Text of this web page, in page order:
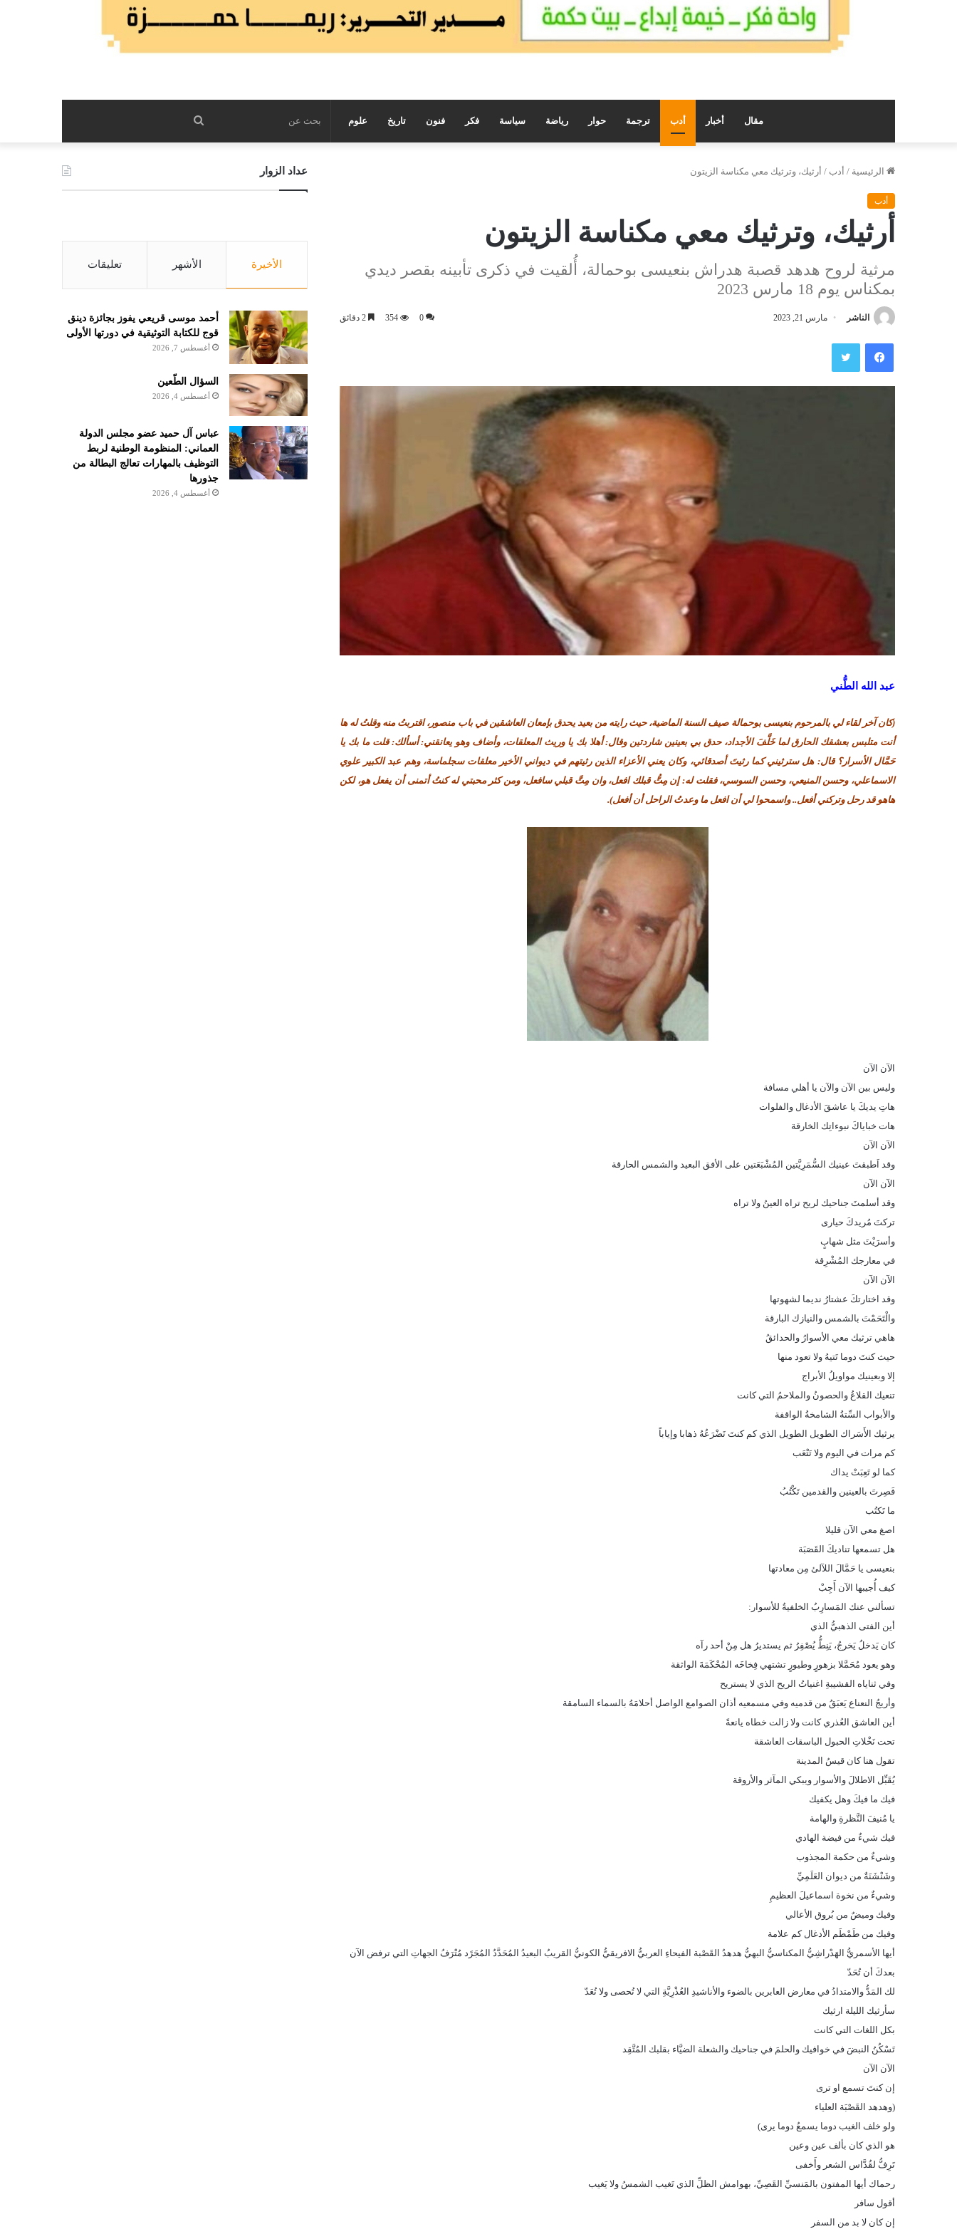
مقال أخبار أدب ترجمة حوار رياضة سياسة فكر فنون تاريخ علوم بحث
الرئيسية / أدب / أرثيك، وترثيك معي مكناسة الزيتون
أدب
أرثيك، وترثيك معي مكناسة الزيتون
مرثية لروح هدهد قصبة هدراش بنعيسى بوحمالة، أُلقيت في ذكرى تأبينه بقصر ديدي
بمكناس يوم 18 مارس 2023
الناشر مارس 21, 2023 0
354
فيسبوك تويتر
عبد الله الطُّني
(كان آخر لقاء لي بالمرحوم بنعيسى بوحمالة صيف السنة الماضية، حيث رايته من بعيد يحدق بإمعان العاشقين في باب منصور، اقتربتُ منه وقلتُ له ها
أنت متلبس بعشقك الحارق لما خَلَّفَ الأجداد، حدق بي بعينين شاردتين وقال: أهلا بك يا وريث المعلقات، وأضاف وهو يعانقني: أسألك: قلت ما بك يا
حَمَّال الأسرار؟ قال: هل سترثيني كما رثيتَ أصدقائي، وكان يعني الأعزاء الذين رثيتهم في ديواني الأخير معلقات سجلماسة، وهم عبد الكبير علوي
الاسماعلي، وحسن المنيعي، وحسن السوسي، فقلت له: إن مِتُّ قبلك افعل، وان مِتَّ قبلي سافعل، ومن كثر محبتي له كنتُ أتمنى أن يفعل هو، لكن
هاهو قد رحل وتركني أفعل.. واسمحوا لي أن افعل ما وعدتُ الراحل أن أفعل).
الآن الآن
وليس بين الآن والآن يا أهلي مسافة
هاتِ يديكَ يا عاشقَ الأدغال والفلوات
هات خباياكَ نبوءاتِك الخارقة
الآن الآن
وقد اَطبقتَ عينيك السُّمَرِيَّتين المُشْبَعَتين على الأفق البعيد والشمس الحارقة
الآن الآن
وقد أسلمتَ جناحيك لريح تراه العينُ ولا تراه
تركتَ مُريدكَ حيارى
وأسرَيْتَ مثل شهابٍ
في معارجك المُشْرِقة
الآن الآن
وقد اختارتكَ عشتارُ نديما لشهوتها
والْتَحَمْتَ بالشمس والنيازك البارقة
هاهي ترثيك معي الأسوارُ والحدائقُ
حيث كنتَ دوما تَتيهُ ولا تعود منها
إلا وبعينيك مواويلُ الأبراج
تنعيك القلاعُ والحصونُ والملاحمُ التي كانت
والأبواب السِّتةُ الشامخةُ الواقفة
يرثيك الأَسَراك الطويل الطويل الذي كم كنتَ تَضْرَعُهُ ذهابا وإياباً
كم مرات في اليوم ولا تَتْعَب
كما لو تَعِبَتْ يداك
فَصِرتَ بالعينين والقدمين تَكْتُبُ
ما تَكتُب
اصغ معي الآن قليلا
هل تسمعها تناديكَ القَصَبَة
بنعيسى يا حَمَّالَ اللآلئ مِن معادتها
كيف أُجيبها الآن أَجِبْ
تسألني عنك المَسارِبُ الخلفيةُ للأسوار:
أين الفتى الذهبيُّ الذي
كان يَدخلُ يَخرجُ، يَنِطُّ يُصْفِرُ ثم يستديرُ هل مِنْ أحد رآه
وهو يعود مُحَمَّلا بزهورٍ وطيورٍ تشتهي فِخاخَه المُحْكَمَةَ الواثقة
وفي ثناياه القشيبةِ اغنياتُ الريح الذي لا يستريح
وأريجُ النعناع يَعبَقُ من قدميه وفي مسمعيه أذان الصوامع الواصل أحلامَهُ بالسماء السامقة
أين العاشق العُذري كانت ولا زالت خطاه يانعةً
تحت نَخْلاتِ الحبول الباسقات العاشقة
تقول هنا كان قيسُ المدينة
يُقَبِّل الاطلالَ والأسوار ويبكي المآثر والأروقة
فيك ما فيكَ وهل يكفيك
يا مُنيفَ النَّظرةِ والهامة
فيك شيءٌ من فيضة الهادي
وشيءٌ من حكمة المجذوب
وشَنْشَنَةٌ من ديوان العَلَمِيِّ
وشيءٌ من نخوة اسماعيلَ العظيمِ
وفيك وميضٌ من بُروق الأعالي
وفيك من طَمْطَم الأدغال كم علامة
أيها الأسمريُّ الهَدْراشِيُّ المكناسيُّ البهيُّ هدهدُ القَصْبة الفيحاءِ العربيُّ الافريقيُّ الكونيُّ القريبُ البعيدُ المُحَدَّدُ المُجَرًد مُتْرَفُ الجهاتِ التي ترفض الآن
بعدكَ أن تُحَدّ
لك المَدُّ والامتدادُ في معارض العابرين بالضوء والأناشيدِ العُذْرِيَّةِ التي لا تُحصى ولا تُعَدّ
سأرثيك الليلة ارثيك
بكل اللغات التي كانت
تَسْكُنُ النبضَ في خوافيك والحلمَ في جناحيك والشعلة الضيَّاء بقلبك المُتَّقِد
الآن الآن
إن كنتَ تسمع او ترى
(وهدهد القَصْبَة العلياء
ولو خلف الغيب دوما يسمعُ دوما يرى)
هو الذي كان بألف عين وعين
تَرِفُّ لقُدَّاس الشعر وأَخفى
رحماك أيها المفتون بالمَنسيِّ القَصِيِّ، بهوامش الظلِّ الذي تَغيب الشمسُ ولا يَغيب
أقول سافر
إن كان لا بد من السفر
عداد الزوار
الأخيرة الأشهر تعليقات
أحمد موسى قريعي يفوز بجائزة دينق
قوج للكتابة التوثيقية في دورتها الأولى
أغسطس 7, 2026
السؤال الطّعين
أغسطس 4, 2026
عباس آل حميد عضو مجلس الدولة
العماني: المنظومة الوطنية لربط
التوظيف بالمهارات تعالج البطالة من
جذورها
أغسطس 4, 2026